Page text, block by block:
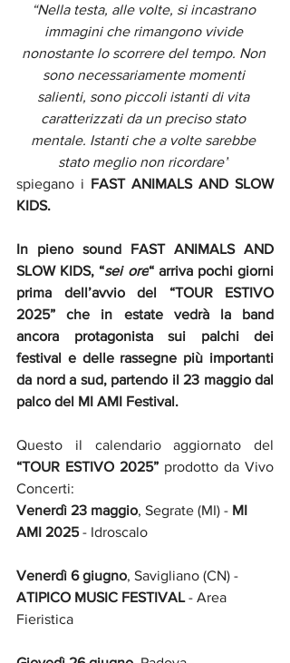
“Nella testa, alle volte, si incastrano
immagini che rimangono vivide
nonostante lo scorrere del tempo. Non
sono necessariamente momenti
salienti, sono piccoli istanti di vita
caratterizzati da un preciso stato
mentale. Istanti che a volte sarebbe
stato meglio non ricordare”
spiegano i FAST ANIMALS AND SLOW
KIDS.
In pieno sound FAST ANIMALS AND
SLOW KIDS, “sei ore“ arriva pochi giorni
prima dell’avvio del
“TOUR ESTIVO
2025” che in estate vedrà la band
ancora protagonista sui palchi dei
festival e delle rassegne più importanti
da nord a sud, partendo il 23 maggio dal
palco del MI AMI Festival.
“TOUR ESTIVO 2025” prodotto da Vivo
Concerti:
Venerdì 23 maggio, Segrate (MI) - MI
AMI 2025 - Idroscalo
Venerdì 6 giugno, Savigliano (CN) -
ATIPICO MUSIC FESTIVAL - Area
Fieristica